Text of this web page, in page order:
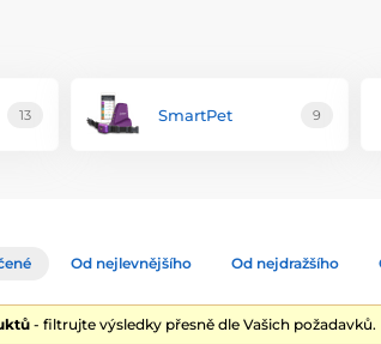
13 SmartPet 9
Od nejlevnějšího Od nejdražšího
- filtrujte výsledky přesně dle Vašich požadavků.